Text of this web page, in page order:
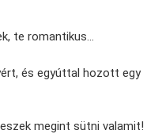
te romantikus…
és egyúttal hozott egy
megint sütni valamit!